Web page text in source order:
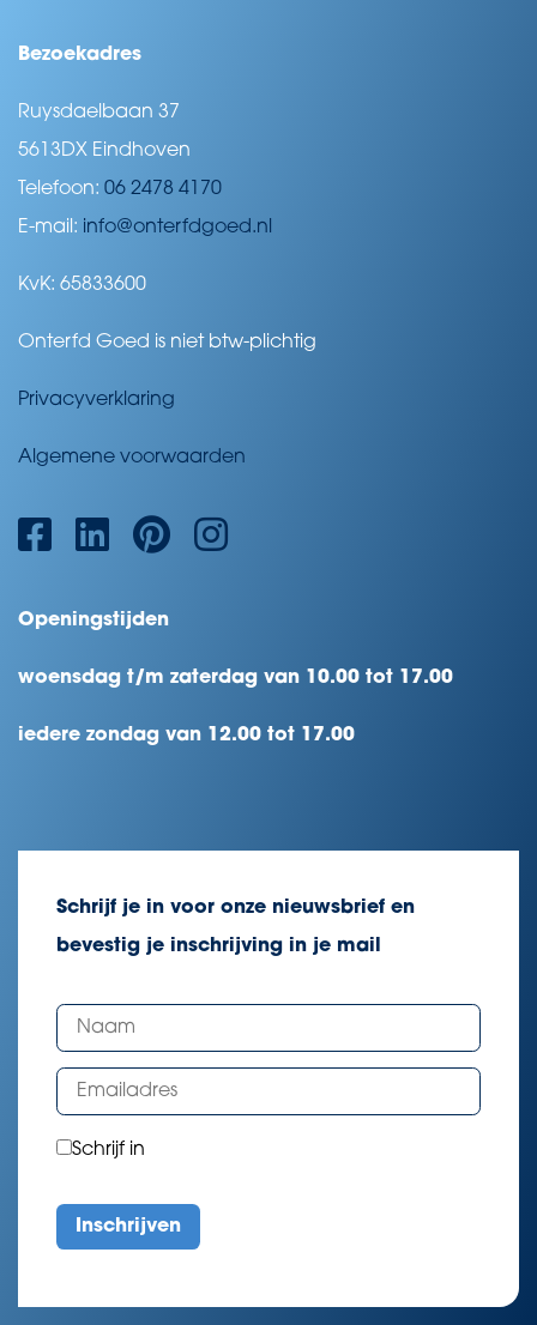
Bezoekadres
Ruysdaelbaan 37
5613DX Eindhoven
Telefoon: 06 2478 4170
E-mail: info@onterfdgoed.nl
KvK: 65833600
Onterfd Goed is niet btw-plichtig
Privacyverklaring
Algemene voorwaarden
Openingstijden
woensdag t/m zaterdag van 10.00 tot 17.00
iedere zondag van 12.00 tot 17.00
Schrijf je in voor onze nieuwsbrief en
bevestig je inschrijving in je mail
Schrijf in